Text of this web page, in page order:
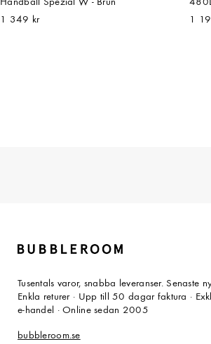
Handball Spezial W - Brun
1 349 kr
1
Tusentals varor, snabba leveranser. Senaste
Enkla returer · Upp till 50 dagar faktura ·
e-handel · Online sedan 2005
bubbleroom.se